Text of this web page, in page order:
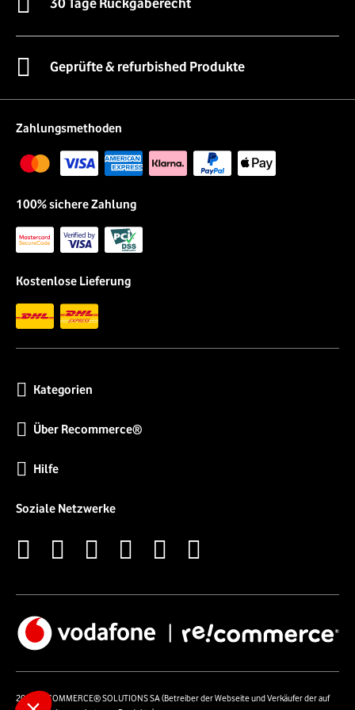
30 Tage Rückgaberecht
Geprüfte & refurbished Produkte
Zahlungsmethoden
100% sichere Zahlung
Kostenlose Lieferung
Kategorien
Über Recommerce®
Hilfe
Soziale Netzwerke
2026 RECOMMERCE® SOLUTIONS SA (Betreiber der Webseite und Verkäufer der auf